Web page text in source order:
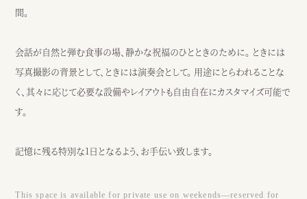
間。
会話が自然と弾む食事の場、静かな祝福のひとときのために。 ときには
写真撮影の背景として、ときには演奏会として。 用途にとらわれることな
く、其々に応じて必要な設備やレイアウトも自由自在にカスタマイズ可能で
す。
記憶に残る特別な1日となるよう、お手伝い致します。
This space is available for private use on weekends—reserved for